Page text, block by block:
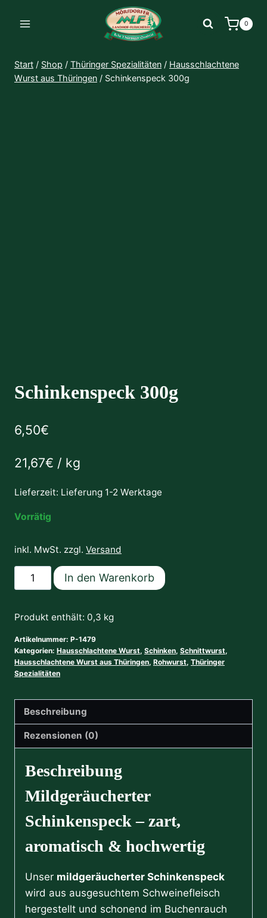
Inhalt
0
Start / Shop / Thüringer Spezialitäten / Hausschlachtene
Wurst aus Thüringen / Schinkenspeck 300g
Schinkenspeck 300g
6,50€
21,67€ / kg
Lieferzeit: Lieferung 1-2 Werktage
Vorrätig
inkl. MwSt. zzgl. Versand
Schinkenspeck
300g
In den Warenkorb
Produkt enthält: 0,3 kg
Artikelnummer: P-1479
Kategorien: Hausschlachtene Wurst, Schinken, Schnittwurst,
Hausschlachtene Wurst aus Thüringen, Rohwurst, Thüringer
Spezialitäten
Beschreibung
Rezensionen (0)
Beschreibung
Mildgeräucherter
Schinkenspeck – zart,
aromatisch & hochwertig
Unser mildgeräucherter Schinkenspeck
wird aus ausgesuchtem Schweinefleisch
hergestellt und schonend im Buchenrauch